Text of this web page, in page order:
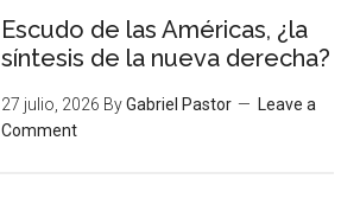
Escudo de las Américas, ¿la
síntesis de la nueva derecha?
27 julio, 2026 ByGabriel Pastor
Leave a
Comment